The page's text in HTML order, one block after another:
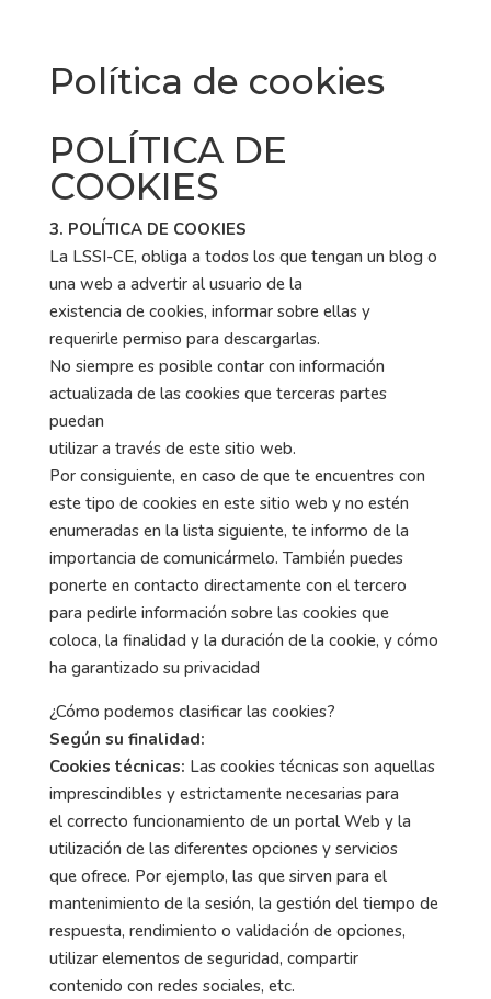
Política de cookies
POLÍTICA DE
COOKIES
3. POLÍTICA DE COOKIES
La LSSI-CE, obliga a todos los que tengan un blog o
una web a advertir al usuario de la
existencia de cookies, informar sobre ellas y
requerirle permiso para descargarlas.
No siempre es posible contar con información
actualizada de las cookies que terceras partes
puedan
utilizar a través de este sitio web.
Por consiguiente, en caso de que te encuentres con
este tipo de cookies en este sitio web y no estén
enumeradas en la lista siguiente, te informo de la
importancia de comunicármelo. También puedes
ponerte en contacto directamente con el tercero
para pedirle información sobre las cookies que
coloca, la finalidad y la duración de la cookie, y cómo
ha garantizado su privacidad
¿Cómo podemos clasificar las cookies?
Según su finalidad:
Cookies técnicas: Las cookies técnicas son aquellas
imprescindibles y estrictamente necesarias para
el correcto funcionamiento de un portal Web y la
utilización de las diferentes opciones y servicios
que ofrece. Por ejemplo, las que sirven para el
mantenimiento de la sesión, la gestión del tiempo de
respuesta, rendimiento o validación de opciones,
utilizar elementos de seguridad, compartir
contenido con redes sociales, etc.